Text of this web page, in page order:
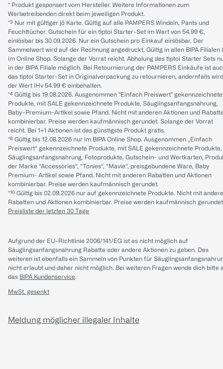
* Produkt gesponsert vom Hersteller. Weitere Informationen zum
Werbetreibenden direkt beim jeweiligen Produkt.
*³ Nur mit gültiger jö Karte. Gültig auf alle PAMPERS Windeln, Pants und
Feuchttücher. Gutschein für ein tiptoi Starter-Set im Wert von 54.99 €,
einlösbar bis 30.09.2026. Nur ein Gutschein pro Einkauf einlösbar. Der
Sammelwert wird auf der Rechnung angedruckt. Gültig in allen BIPA Filialen
im Online Shop. Solange der Vorrat reicht. Abholung des tiptoi Starter Sets
in der BIPA Filiale möglich. Bei Retournierung der PAMPERS Einkäufe ist
das tiptoi Starter-Set in Originalverpackung zu retournieren, andernfalls wird
der Wert iHv 54.99 € einbehalten.
*⁴ Gültig bis 19.08.2026. Ausgenommen "Einfach Preiswert" gekennzeichnete
Produkte, mit SALE gekennzeichnete Produkte, Säuglingsanfangsnahrung,
Baby-Premium-Artikel sowie Pfand. Nicht mit anderen Aktionen und
kombinierbar. Preise werden kaufmännisch gerundet. Solange der Vorrat
reicht. Bei 1+1 Aktionen ist das günstigste Produkt gratis.
*⁸ Gültig bis 12.08.2026 nur im BIPA Online Shop. Ausgenommen „Einfach
Preiswert“ gekennzeichnete Produkte, mit SALE gekennzeichnete Produkte,
Säuglingsanfangsnahrung, Fotoprodukte, Gutschein- und Wertkarten,
der Marke “Accessories“, “Tonies“, “Mavie“, preisgebundene Ware, Baby
Premium- Artikel sowie Pfand. Nicht mit anderen Rabatten und Aktionen
kombinierbar. Preise werden kaufmännisch gerundet.
*¹⁰ Gültig bis 02.09.2026 nur auf gekennzeichnete Produkte. Nicht mit
Rabatten und Aktionen kombinierbar. Preise werden kaufmännisch
Preisliste der letzten 30 Tage
Aufgrund der EU-Richtlinie 2006/141/EG ist es nicht möglich auf
Säuglingsanfangsnahrung Rabatte oder andere Aktionen zu geben. Des
weiteren ist ebenfalls ein Sammeln von Punkten für
nicht erlaubt und daher nicht möglich. Bei weiteren Fragen wende dich bitte
das BIPA Kundenservice.
MwSt. gesenkt
Meldung möglicher illegaler Inhalte